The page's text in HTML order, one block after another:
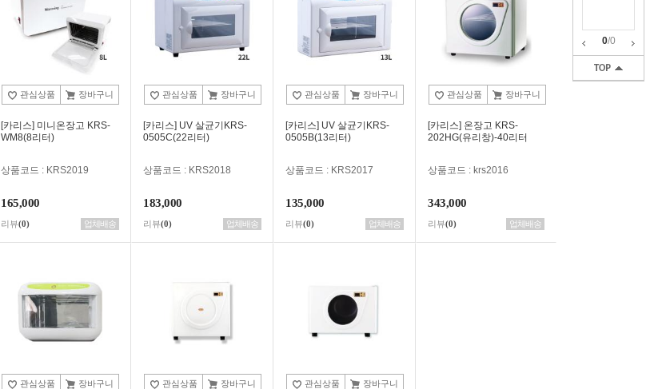
[카리스] 미니온장고 KRS-
WM8(8리터)
상품코드 : KRS2019
165,000
리뷰(0) 업체배송
관심상품 장바구니
[카리스] UV 살균기KRS-
0505C(22리터)
상품코드 : KRS2018
183,000
리뷰(0) 업체배송
관심상품 장바구니
[카리스] UV 살균기KRS-
0505B(13리터)
상품코드 : KRS2017
135,000
리뷰(0) 업체배송
관심상품 장바구니
[카리스] 온장고 KRS-
202HG(유리창)-40리터
상품코드 : krs2016
343,000
리뷰(0) 업체배송
관심상품 장바구니
관심상품 장바구니 관심상품 장바구니 관심상품 장바구니
0/0